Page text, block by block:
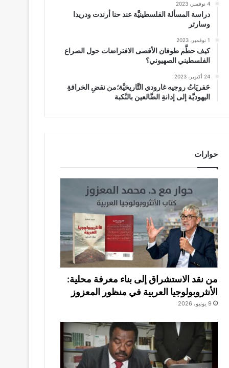
4 نوفمبر، 2023
دراسة المسألة الفلسطينيَّة عند حنا أرندت ودريدا
وسارتر
1 نوفمبر، 2023
كيف حطَّم طوفان الأقصى الافتراضات حول الصراع
الفلسطيني الصهيوني؟
24 أكتوبر، 2023
حَفريَاتُ روجيه غارودي التَّاريخيَّة؛من نقضِ الخرافةِ
اليهوديَّة إلى إدانةِ الضَّالعين بالنَّكبة
حوارات
من نقد الاستشراق إلى بناء معرفة محلية:
الأنثروبولوجيا العربية في منظور المعزوز
9 يونيو، 2026